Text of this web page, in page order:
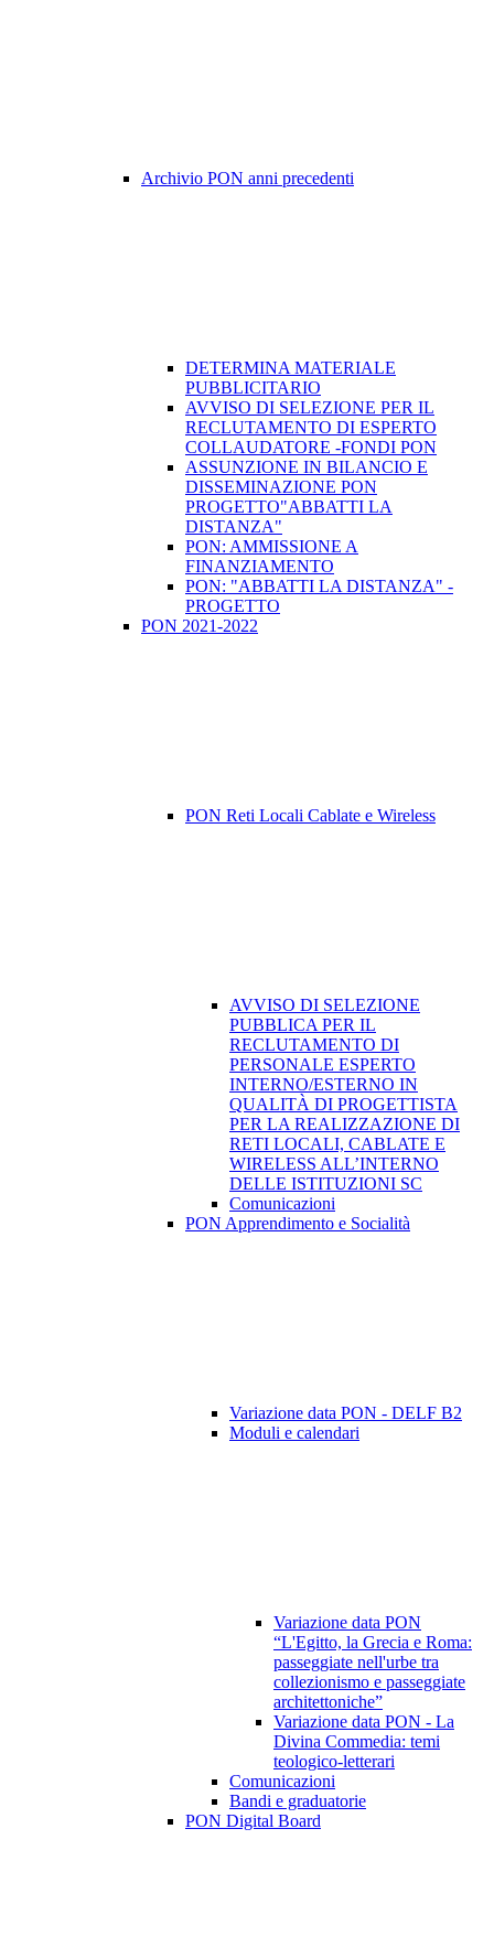
Archivio PON anni precedenti
DETERMINA MATERIALE
PUBBLICITARIO
AVVISO DI SELEZIONE PER IL
RECLUTAMENTO DI ESPERTO
COLLAUDATORE -FONDI PON
ASSUNZIONE IN BILANCIO E
DISSEMINAZIONE PON
PROGETTO"ABBATTI LA
DISTANZA"
PON: AMMISSIONE A
FINANZIAMENTO
PON: "ABBATTI LA DISTANZA" -
PROGETTO
PON 2021-2022
PON Reti Locali Cablate e Wireless
AVVISO DI SELEZIONE
PUBBLICA PER IL
RECLUTAMENTO DI
PERSONALE ESPERTO
INTERNO/ESTERNO IN
QUALITÀ DI PROGETTISTA
PER LA REALIZZAZIONE DI
RETI LOCALI, CABLATE E
WIRELESS ALL’INTERNO
DELLE ISTITUZIONI SC
Comunicazioni
PON Apprendimento e Socialità
Variazione data PON - DELF B2
Moduli e calendari
Variazione data PON
“L'Egitto, la Grecia e Roma:
passeggiate nell'urbe tra
collezionismo e passeggiate
architettoniche”
Variazione data PON - La
Divina Commedia: temi
teologico-letterari
Comunicazioni
Bandi e graduatorie
PON Digital Board